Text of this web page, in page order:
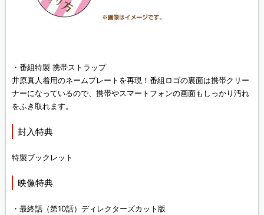
・番組特製 携帯ストラップ
井原真人着用のネームプレートを再現！番組ロゴの裏面は携帯クリー
ナーになっているので、携帯やスマートフォンの画面もしっかり汚れ
をふき取れます。
封入特典
特製ブックレット
映像特典
・最終話（第10話）ディレクターズカット版